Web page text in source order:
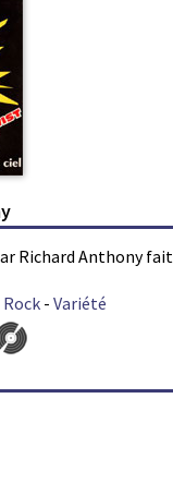
Richard Anthony fait
Rock - Variété